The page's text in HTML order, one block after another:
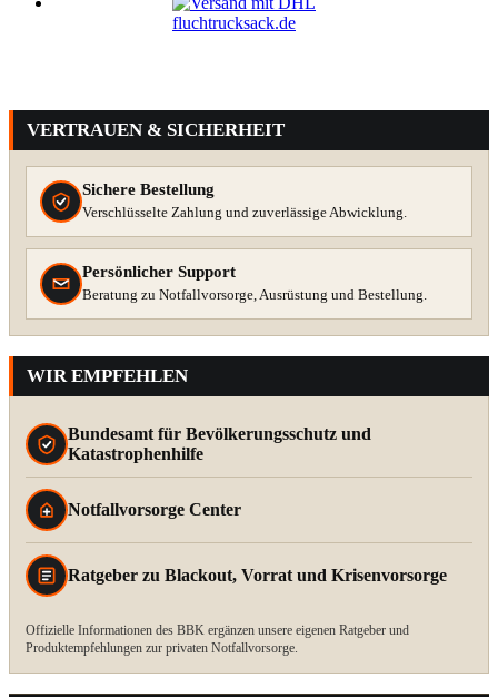
VERTRAUEN & SICHERHEIT
Sichere Bestellung
Verschlüsselte Zahlung und zuverlässige Abwicklung.
Persönlicher Support
Beratung zu Notfallvorsorge, Ausrüstung und Bestellung.
WIR EMPFEHLEN
Bundesamt für Bevölkerungsschutz und
Katastrophenhilfe
Notfallvorsorge Center
Ratgeber zu Blackout, Vorrat und Krisenvorsorge
Offizielle Informationen des BBK ergänzen unsere eigenen Ratgeber und
Produktempfehlungen zur privaten Notfallvorsorge.